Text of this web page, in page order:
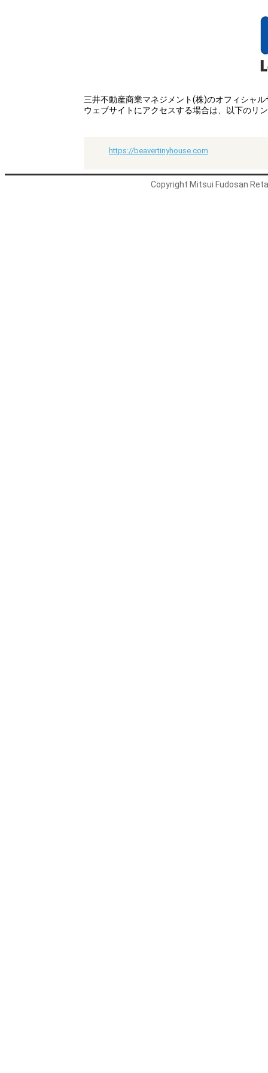
三井不動産商業マネジメント(株)のオフィシャ
ウェブサイトにアクセスする場合は、以下のリ
https://beavertinyhouse.com
Copyright Mitsui Fudosan